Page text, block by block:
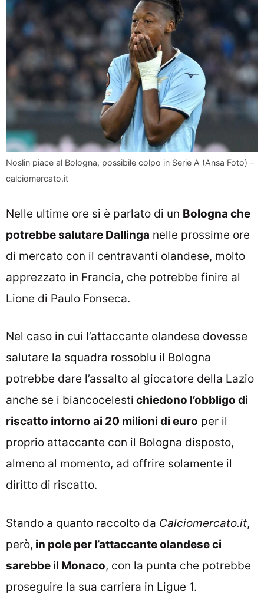
Noslin piace al Bologna, possibile colpo in Serie A (Ansa Foto) –
calciomercato.it
Nelle ultime ore si è parlato di un Bologna che
potrebbe salutare Dallinga nelle prossime ore
di mercato con il centravanti olandese, molto
apprezzato in Francia, che potrebbe finire al
Lione di Paulo Fonseca.
Nel caso in cui l’attaccante olandese dovesse
salutare la squadra rossoblu il Bologna
potrebbe dare l’assalto al giocatore della Lazio
anche se i biancocelesti chiedono l’obbligo di
riscatto intorno ai 20 milioni di euro per il
proprio attaccante con il Bologna disposto,
almeno al momento, ad offrire solamente il
diritto di riscatto.
Stando a quanto raccolto da Calciomercato.it,
però, in pole per l’attaccante olandese ci
sarebbe il Monaco, con la punta che potrebbe
proseguire la sua carriera in Ligue 1.